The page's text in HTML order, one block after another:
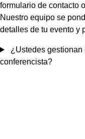
formulario de contacto
Nuestro equipo se
detalles de tu evento y
¿Ustedes gestionan
conferencista?